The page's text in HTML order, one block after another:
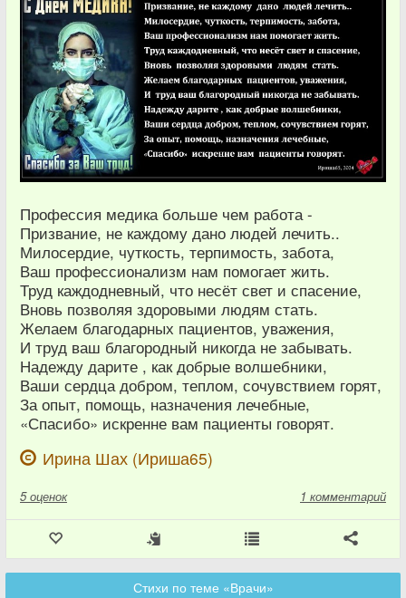
Профессия медика больше чем работа -
Призвание, не каждому дано людей лечить..
Милосердие, чуткость, терпимость, забота,
Ваш профессионализм нам помогает жить.
Труд каждодневный, что несёт свет и спасение,
Вновь позволяя здоровыми людям стать.
Желаем благодарных пациентов, уважения,
И труд ваш благородный никогда не забывать.
Надежду дарите , как добрые волшебники,
Ваши сердца добром, теплом, сочувствием горят,
За опыт, помощь, назначения лечебные,
«Спасибо» искренне вам пациенты говорят.
Ирина Шах (Ириша65)
5 оценок 1 комментарий
Стихи по теме «Врачи»